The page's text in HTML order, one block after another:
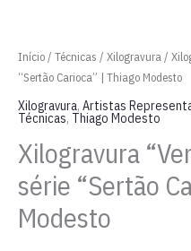
Início/ Técnicas / Xilogravura/
“Sertão Carioca” | Thiago Modesto
Xilogravura, Artistas
Técnicas, Thiago Modesto
Xilogravura
série “Sertão
Modesto